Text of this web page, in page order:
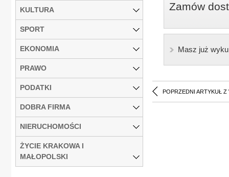
Zamów
Masz już
POPRZEDNI ARTYKUŁ Z
KULTURA
SPORT
EKONOMIA
PRAWO
PODATKI
DOBRA FIRMA
NIERUCHOMOŚCI
ŻYCIE KRAKOWA I
MAŁOPOLSKI